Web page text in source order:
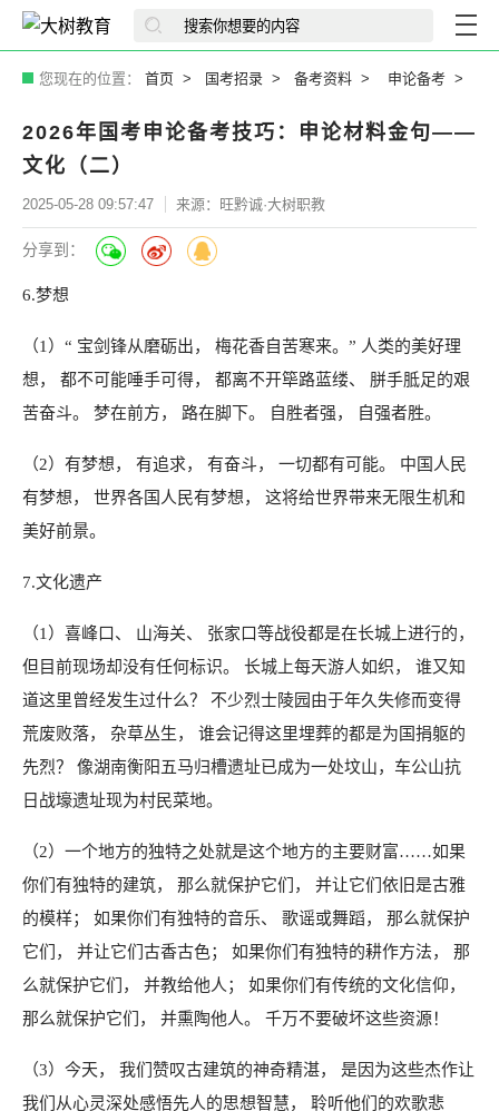
您现在的位置： 首页 国考招录 备考资料 申论备考
2026年国考申论备考技巧：申论材料金句——
文化（二）
2025-05-28 09:57:47 来源：旺黔诚·大树职教
分享到：
6.梦想
（1）“ 宝剑锋从磨砺出， 梅花香自苦寒来。” 人类的美好理
想， 都不可能唾手可得， 都离不开筚路蓝缕、 胼手胝足的艰
苦奋斗。 梦在前方， 路在脚下。 自胜者强， 自强者胜。
（2）有梦想， 有追求， 有奋斗， 一切都有可能。 中国人民
有梦想， 世界各国人民有梦想， 这将给世界带来无限生机和
美好前景。
7.文化遗产
（1）喜峰口、 山海关、 张家口等战役都是在长城上进行的，
但目前现场却没有任何标识。 长城上每天游人如织， 谁又知
道这里曾经发生过什么？ 不少烈士陵园由于年久失修而变得
荒废败落， 杂草丛生， 谁会记得这里埋葬的都是为国捐躯的
先烈？ 像湖南衡阳五马归槽遗址已成为一处坟山，车公山抗
日战壕遗址现为村民菜地。
（2）一个地方的独特之处就是这个地方的主要财富……如果
你们有独特的建筑， 那么就保护它们， 并让它们依旧是古雅
的模样； 如果你们有独特的音乐、 歌谣或舞蹈， 那么就保护
它们， 并让它们古香古色； 如果你们有独特的耕作方法， 那
么就保护它们， 并教给他人； 如果你们有传统的文化信仰，
那么就保护它们， 并熏陶他人。 千万不要破坏这些资源！
（3）今天， 我们赞叹古建筑的神奇精湛， 是因为这些杰作让
我们从心灵深处感悟先人的思想智慧， 聆听他们的欢歌悲